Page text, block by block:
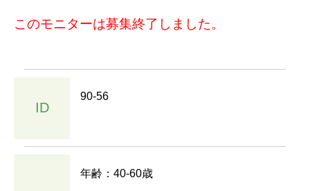
このモニターは募集終了しました。
ID
90-56
年齢：40-60歳